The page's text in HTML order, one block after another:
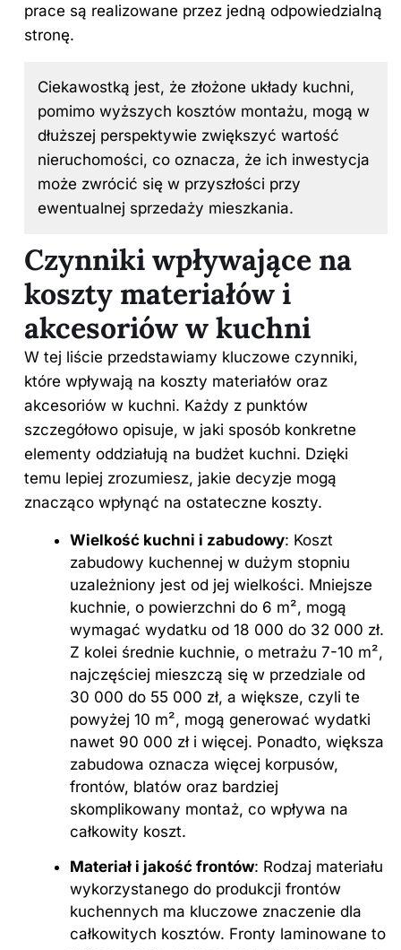
prace są realizowane przez jedną odpowiedzialną
stronę.
Ciekawostką jest, że złożone układy kuchni,
pomimo wyższych kosztów montażu, mogą w
dłuższej perspektywie zwiększyć wartość
nieruchomości, co oznacza, że ich inwestycja
może zwrócić się w przyszłości przy
ewentualnej sprzedaży mieszkania.
Czynniki wpływające na
koszty materiałów i
akcesoriów w kuchni
W tej liście przedstawiamy kluczowe czynniki,
które wpływają na koszty materiałów oraz
akcesoriów w kuchni. Każdy z punktów
szczegółowo opisuje, w jaki sposób konkretne
elementy oddziałują na budżet kuchni. Dzięki
temu lepiej zrozumiesz, jakie decyzje mogą
znacząco wpłynąć na ostateczne koszty.
Wielkość kuchni i zabudowy: Koszt
zabudowy kuchennej w dużym stopniu
uzależniony jest od jej wielkości. Mniejsze
kuchnie, o powierzchni do 6 m², mogą
wymagać wydatku od 18 000 do 32 000 zł.
Z kolei średnie kuchnie, o metrażu 7-10 m²,
najczęściej mieszczą się w przedziale od
30 000 do 55 000 zł, a większe, czyli te
powyżej 10 m², mogą generować wydatki
nawet 90 000 zł i więcej. Ponadto, większa
zabudowa oznacza więcej korpusów,
frontów, blatów oraz bardziej
skomplikowany montaż, co wpływa na
całkowity koszt.
Materiał i jakość frontów: Rodzaj materiału
wykorzystanego do produkcji frontów
kuchennych ma kluczowe znaczenie dla
całkowitych kosztów. Fronty laminowane to